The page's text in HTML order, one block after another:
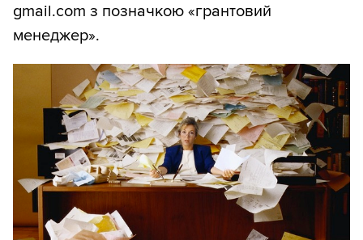
gmail.com з позначкою «грантовий
менеджер».